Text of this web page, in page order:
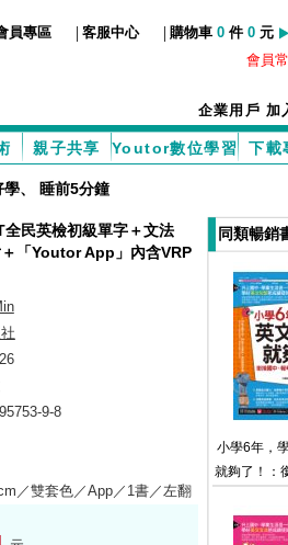
員專區 | 客服中心 | 購物車 0 件 0 元
會員
企業用戶加
親子共享 Youtor數位學習 下載
學、 睡前5分鐘
全民英檢初級單字＋文法
＋「Youtor App」內含VRP
9-8
／雙套色／App／1書／左翻
同類暢銷
小學6年，
就夠了！：
「Youtor